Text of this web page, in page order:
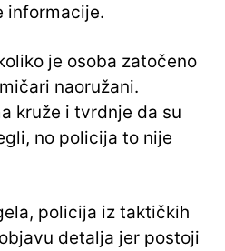
informacije.
je osoba zatočeno
naoružani.
kruže i tvrdnje da su
no policija to nije
policija iz taktičkih
detalja jer postoji